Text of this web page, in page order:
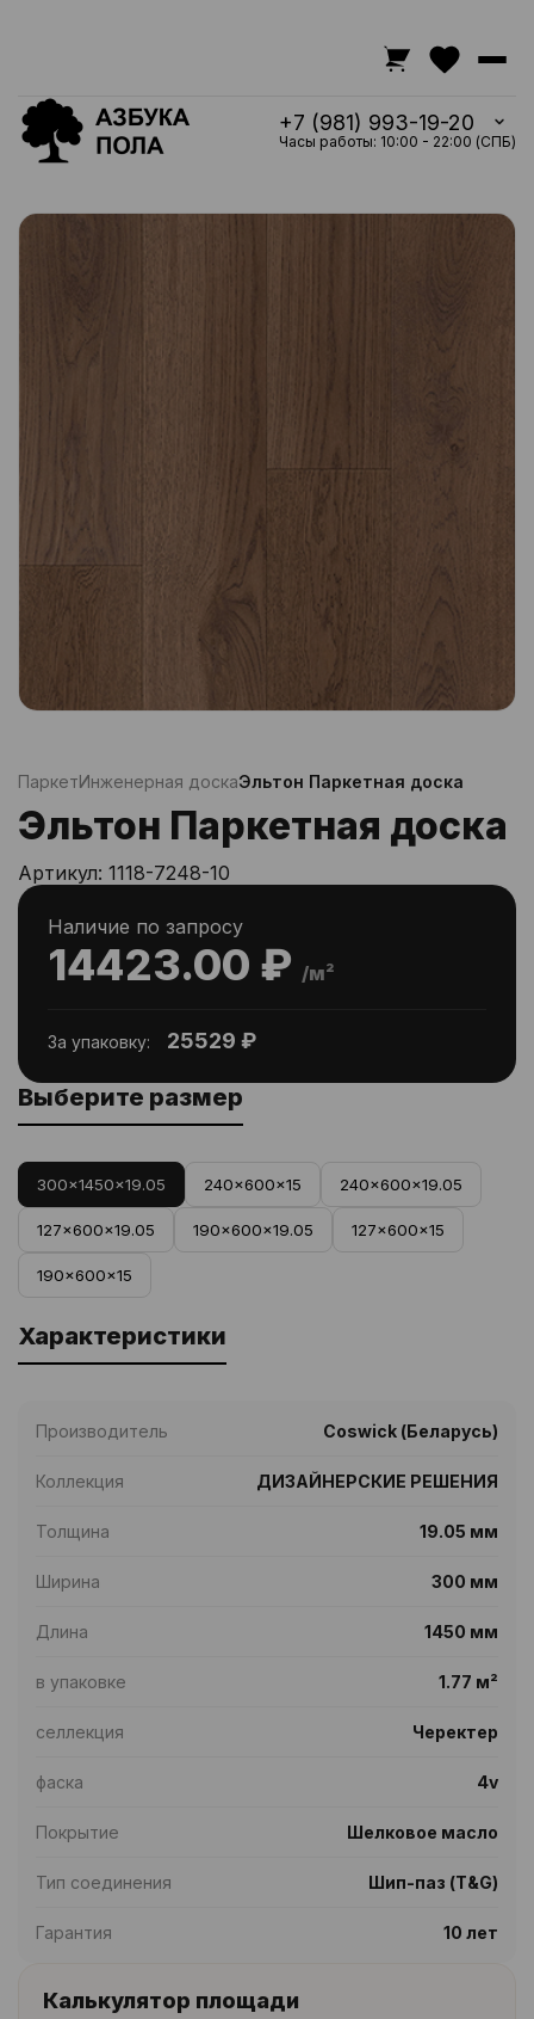
+7 (981) 993-19-20
Часы работы: 10:00 - 22:00 (СПБ)
ПаркетИнженерная доскаЭльтон Паркетная доска
Эльтон Паркетная доска
Артикул: 1118-7248-10
14423.00 ₽ /м²
Наличие по запросу
За упаковку: 25529 ₽
Выберите размер
300x1450x19.05 240x600x15 240x600x19.05
127x600x19.05 190x600x19.05 127x600x15
190x600x15
Характеристики
Производитель Coswick (Беларусь)
Коллекция ДИЗАЙНЕРСКИЕ РЕШЕНИЯ
Толщина 19.05 мм
Ширина 300 мм
Длина 1450 мм
в упаковке 1.77 м²
селлекция Черектер
фаска 4v
Покрытие Шелковое масло
Тип соединения Шип-паз (T&G)
Гарантия 10 лет
Калькулятор площади